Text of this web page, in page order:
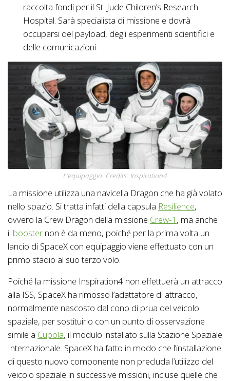
raccolta fondi per il St. Jude Children’s Research
Hospital. Sarà specialista di missione e dovrà
occuparsi del payload, degli esperimenti scientifici e
delle comunicazioni.
L’equipaggio. Credits: Inspiration4
La missione utilizza una navicella Dragon che ha già volato
nello spazio. Si tratta infatti della capsula Resilience,
ovvero la Crew Dragon della missione Crew-1 , ma anche
il booster non è da meno, poiché per la prima volta un
lancio di SpaceX con equipaggio viene effettuato con un
primo stadio al suo terzo volo.
Poiché la missione Inspiration4 non effettuerà un attracco
alla ISS, SpaceX ha rimosso l’adattatore di attracco,
normalmente nascosto dal cono di prua del veicolo
spaziale, per sostituirlo con un punto di osservazione
simile a Cupola, il modulo installato sulla Stazione Spaziale
Internazionale. SpaceX ha fatto in modo che l’installazione
di questo nuovo componente non precluda l’utilizzo del
veicolo spaziale in successive missioni, incluse quelle che